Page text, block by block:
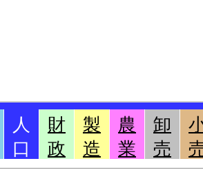
人
口
財
政
製
造
農
業
卸
売